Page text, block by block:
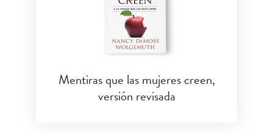
Mentiras que las mujeres creen,
versión revisada